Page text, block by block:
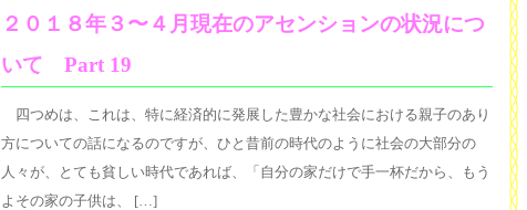
２０１８年３〜４月現在のアセンションの状況につ
いて Part 19
四つめは、これは、特に経済的に発展した豊かな社会における親子のあり
方についての話になるのですが、ひと昔前の時代のように社会の大部分の
人々が、とても貧しい時代であれば、「自分の家だけで手一杯だから、もう
よその家の子供は、 […]